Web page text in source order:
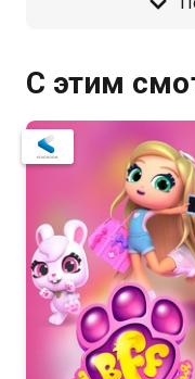
С этим